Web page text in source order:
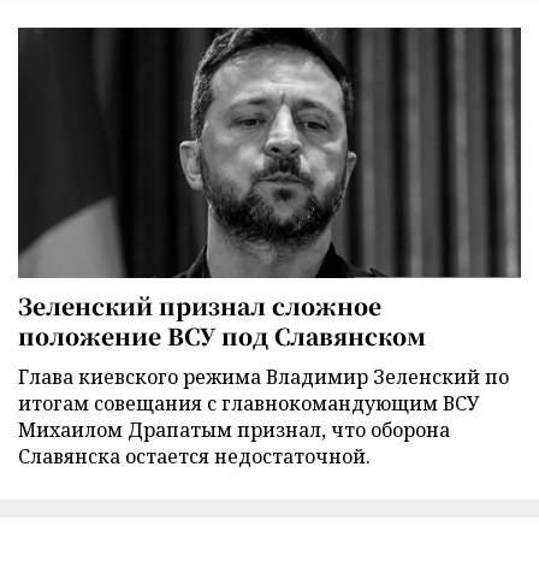
Зеленский признал сложное
положение ВСУ под Славянском
Глава киевского режима Владимир Зеленский по
итогам совещания с главнокомандующим ВСУ
Михаилом Драпатым признал, что оборона
Славянска остается недостаточной.